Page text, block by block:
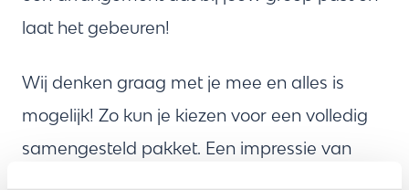
laat het gebeuren!
Wij denken graag met je mee en alles is
mogelijk! Zo kun je kiezen voor een volledig
samengesteld pakket. Een impressie van